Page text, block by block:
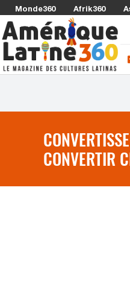
Monde360 Afrik360
CONVERTIR